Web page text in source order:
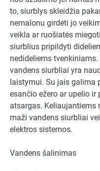
to, siurblys skleidžia
nemalonu girdėti jo
veikla ar ruošiatės
siurblius pripildyti
nedideliems
vandens siurbliai yra
laistymui. Su jais galima
esančio ežero ar upelio
atsargas. Keliaujantiems
maži vandens siurbliai
elektros sistemos.
Vandens šalinimas